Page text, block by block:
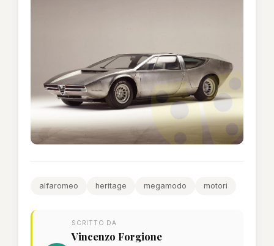
alfaromeo heritage megamodo motori
SCRITTO DA
Vincenzo Forgione